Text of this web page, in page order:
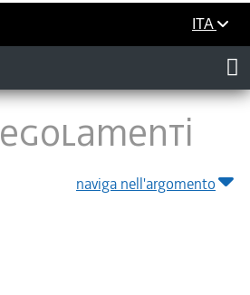
ITA
naviga nell'argomento